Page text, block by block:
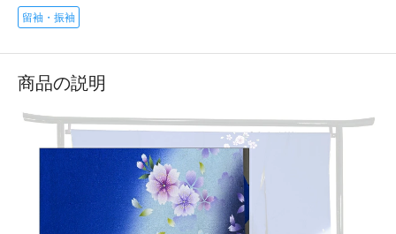
留袖・振袖
商品の説明